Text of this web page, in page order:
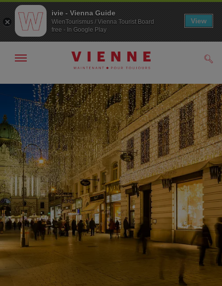
Navigation
Contenu
Afficher
la
navigation
ivie - Vienna Guide
WienTourismus / Vienna Tourist Board
free - In Google Play
View